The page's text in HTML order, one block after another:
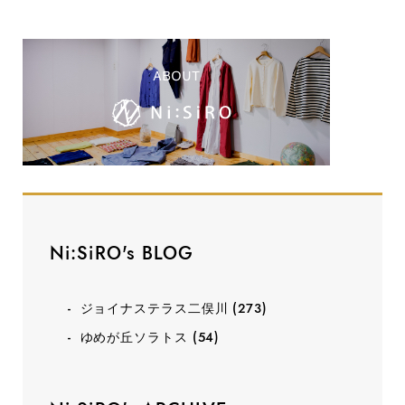
Ni:SiRO's BLOG
ジョイナステラス二俣川 (273)
ゆめが丘ソラトス (54)